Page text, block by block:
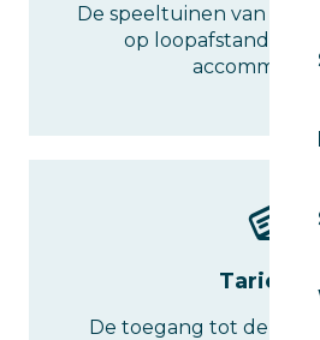
De speeltuinen van het
op loopafstand van
Tarieven
De toegang tot de